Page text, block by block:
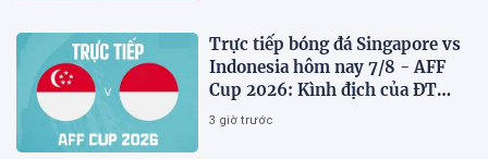
Trực tiếp bóng đá Singapore vs
Indonesia hôm nay 7/8 - AFF
Cup 2026: Kình địch của ĐT
Việt Nam thua đau?
3 giờ trước